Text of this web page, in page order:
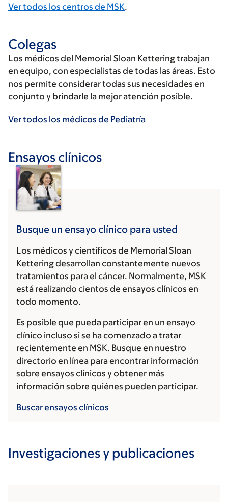
Ver todos los centros de MSK.
Colegas
Los médicos del Memorial Sloan Kettering trabajan
en equipo, con especialistas de todas las áreas. Esto
nos permite considerar todas sus necesidades en
conjunto y brindarle la mejor atención posible.
Ver todos los médicos de Pediatría
Ensayos clínicos
Busque un ensayo clínico para usted
Los médicos y científicos de Memorial Sloan
Kettering desarrollan constantemente nuevos
tratamientos para el cáncer. Normalmente, MSK
está realizando cientos de ensayos clínicos en
todo momento.
Es posible que pueda participar en un ensayo
clínico incluso si se ha comenzado a tratar
recientemente en MSK. Busque en nuestro
directorio en línea para encontrar información
sobre ensayos clínicos y obtener más
información sobre quiénes pueden participar.
Buscar ensayos clínicos
Investigaciones y publicaciones